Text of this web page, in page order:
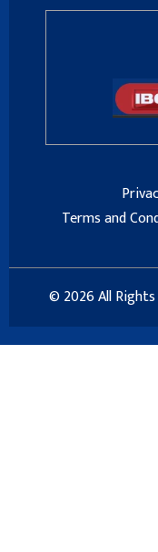
Terms and
© 2026 All